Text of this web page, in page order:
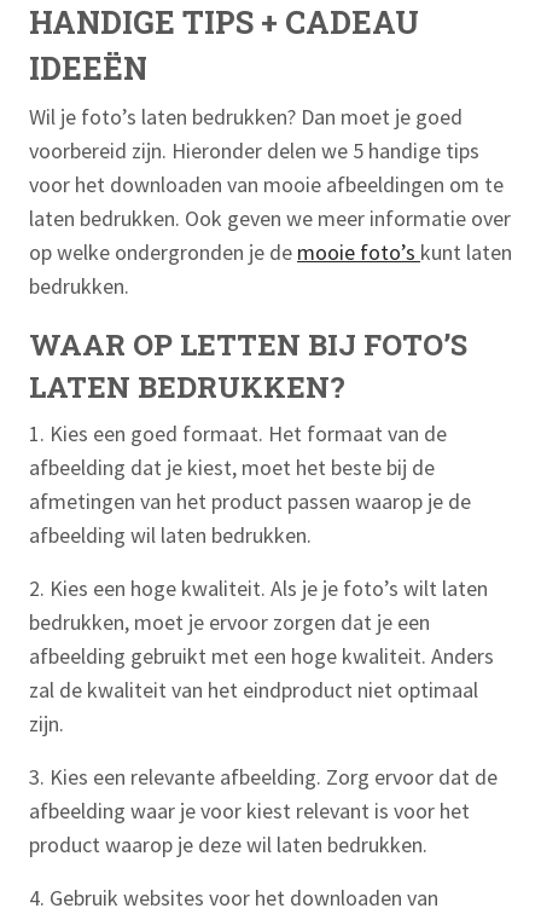
HANDIGE TIPS + CADEAU
IDEEËN
Wil je foto’s laten bedrukken? Dan moet je goed
voorbereid zijn. Hieronder delen we 5 handige tips
voor het downloaden van mooie afbeeldingen om te
laten bedrukken. Ook geven we meer informatie over
op welke ondergronden je de mooie foto’s kunt laten
bedrukken.
WAAR OP LETTEN BIJ FOTO’S
LATEN BEDRUKKEN?
1. Kies een goed formaat. Het formaat van de
afbeelding dat je kiest, moet het beste bij de
afmetingen van het product passen waarop je de
afbeelding wil laten bedrukken.
2. Kies een hoge kwaliteit. Als je je foto’s wilt laten
bedrukken, moet je ervoor zorgen dat je een
afbeelding gebruikt met een hoge kwaliteit. Anders
zal de kwaliteit van het eindproduct niet optimaal
zijn.
3. Kies een relevante afbeelding. Zorg ervoor dat de
afbeelding waar je voor kiest relevant is voor het
product waarop je deze wil laten bedrukken.
4. Gebruik websites voor het downloaden van